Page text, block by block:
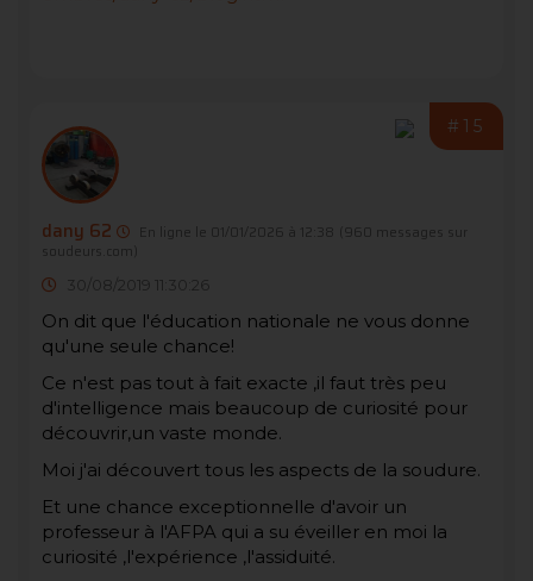
#15
dany 62 En ligne le 01/01/2026 à 12:38
(960 messages sur
soudeurs.com)
30/08/2019 11:30:26
On dit que l'éducation nationale ne vous donne
qu'une seule chance!
Ce n'est pas tout à fait exacte ,il faut très peu
d'intelligence mais beaucoup de curiosité pour
découvrir,un vaste monde.
Moi j'ai découvert tous les aspects de la soudure.
Et une chance exceptionnelle d'avoir un
professeur à l'AFPA qui a su éveiller en moi la
curiosité ,l'expérience ,l'assiduité.